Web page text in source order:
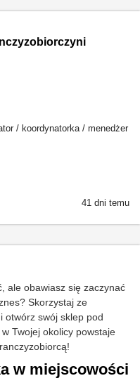
/ koordynatorka / menedżer
41 dni temu
ale obawiasz się zaczynać
Skorzystaj ze
otwórz swój sklep pod
Twojej okolicy powstaje
w miejscowości